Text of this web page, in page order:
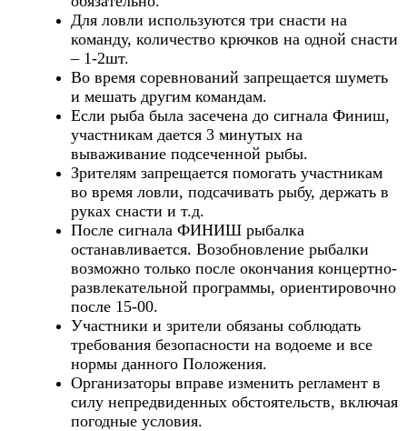
Для ловли используются три снасти на
команду, количество крючков на одной снасти
– 1-2шт.
Во время соревнований запрещается шуметь
и мешать другим командам.
Если рыба была засечена до сигнала Финиш,
участникам дается 3 минутых на
вываживание подсеченной рыбы.
Зрителям запрещается помогать участникам
во время ловли, подсачивать рыбу, держать в
руках снасти и т.д.
После сигнала ФИНИШ рыбалка
останавливается. Возобновление рыбалки
возможно только после окончания концертно-
развлекательной программы, ориентировочно
после 15-00.
Участники и зрители обязаны соблюдать
требования безопасности на водоеме и все
нормы данного Положения.
Организаторы вправе изменить регламент в
силу непредвиденных обстоятельств, включая
погодные условия.